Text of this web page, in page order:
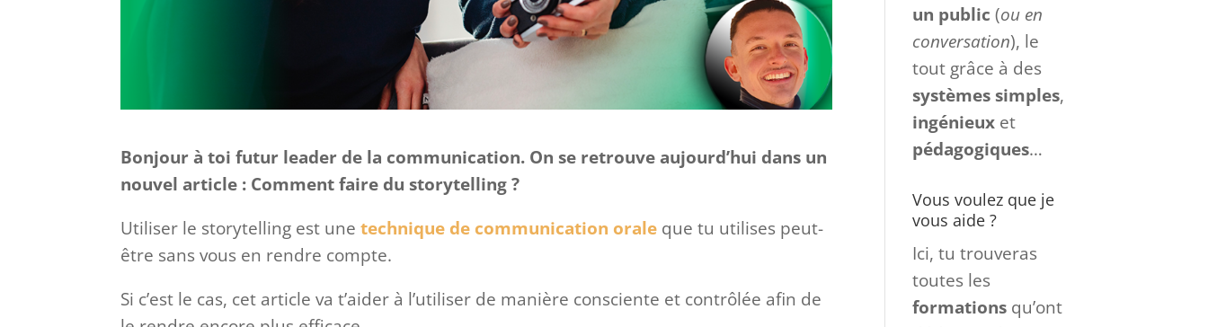
Bonjour à toi futur leader de la communication. On se retrouve aujourd’hui dans un
nouvel article : Comment faire du storytelling ?
Utiliser le storytelling est une technique de communication orale que tu utilises peut-
être sans vous en rendre compte.
Si c’est le cas, cet article va t’aider à l’utiliser de manière consciente et contrôlée afin de
un public (ou en
conversation), le
tout grâce à des
systèmes simples,
ingénieux et
pédagogiques…
Vous voulez que je
vous aide ?
Ici, tu trouveras
toutes les
formations qu’ont